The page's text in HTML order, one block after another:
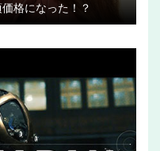
格になった！？